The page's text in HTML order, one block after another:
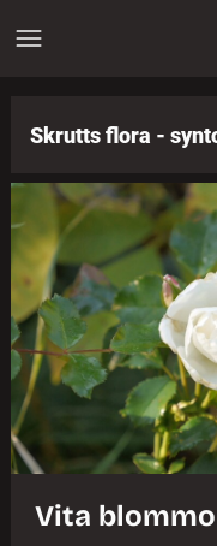
Skrutts flora -
Vita